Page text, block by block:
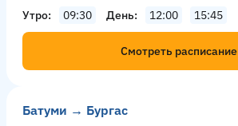
Утро 09:30 День 12:00 15:45
Смотреть расписание
Батуми → Бургас